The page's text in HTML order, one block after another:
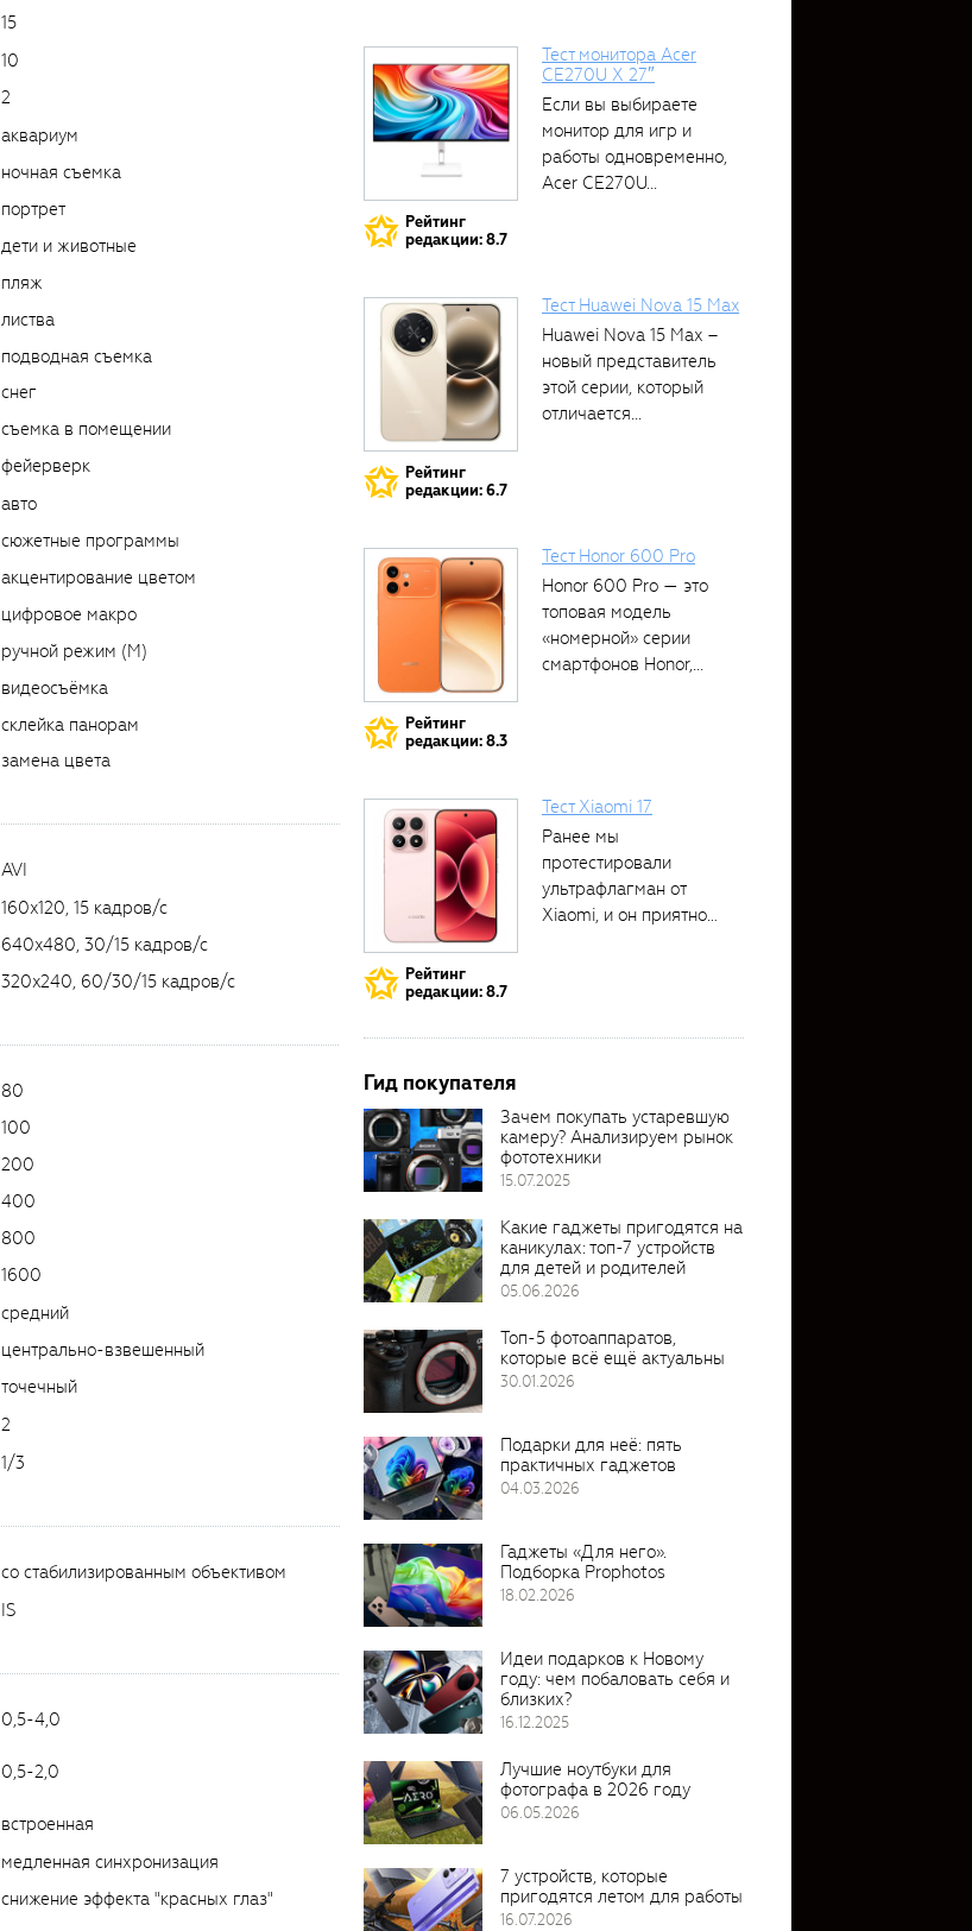
15
10
2
аквариум
ночная съемка
портрет
дети и животные
пляж
листва
подводная съемка
снег
съемка в помещении
фейерверк
авто
сюжетные программы
акцентирование цветом
цифровое макро
ручной режим (M)
видеосъёмка
склейка панорам
замена цвета
AVI
160x120, 15 кадров/с
640x480, 30/15 кадров/с
320x240, 60/30/15 кадров/с
80
100
200
400
800
1600
средний
центрально-взвешенный
точечный
2
1/3
со стабилизированным объективом
IS
0,5-4,0
0,5-2,0
встроенная
медленная синхронизация
снижение эффекта "красных глаз"
Рейтинг
редакции: 8.7
Тест монитора Acer
CE270U X 27″
Если вы выбираете
монитор для игр и
работы одновременно,
Acer CE270U...
Рейтинг
редакции: 6.7
Тест Huawei Nova 15 Max
Huawei Nova 15 Max –
новый представитель
этой серии, который
отличается...
Рейтинг
редакции: 8.3
Тест Honor 600 Pro
Honor 600 Pro — это
топовая модель
«номерной» серии
смартфонов Honor,...
Рейтинг
редакции: 8.7
Тест Xiaomi 17
Ранее мы
протестировали
ультрафлагман от
Xiaomi, и он приятно
Гид покупателя
Зачем покупать устаревшую
камеру? Анализируем рынок
фототехники
15.07.2025
Какие гаджеты пригодятся на
каникулах: топ-7 устройств
для детей и родителей
05.06.2026
Топ-5 фотоаппаратов,
которые всё ещё актуальны
30.01.2026
Подарки для неё: пять
практичных гаджетов
04.03.2026
Гаджеты «Для него».
Подборка Prophotos
18.02.2026
Идеи подарков к Новому
году: чем побаловать себя и
близких?
16.12.2025
Лучшие ноутбуки для
фотографа в 2026 году
06.05.2026
7 устройств, которые
пригодятся летом для работы
16.07.2026